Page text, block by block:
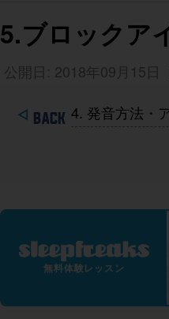
5.ブロックア
公開日: 2018年09月15日
4. 発音方法・
無料体験レッスン